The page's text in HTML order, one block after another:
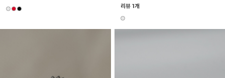
리뷰 1개